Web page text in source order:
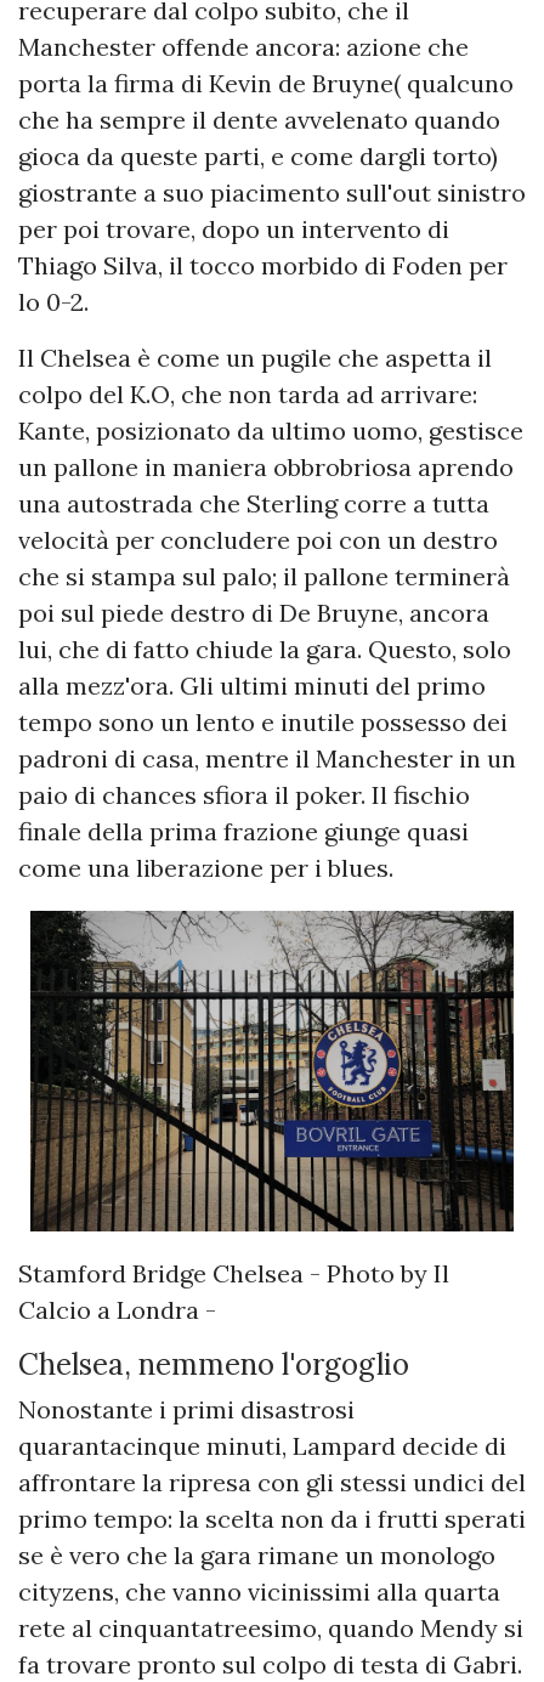
recuperare dal colpo subito, che il
Manchester offende ancora: azione che
porta la firma di Kevin de Bruyne( qualcuno
che ha sempre il dente avvelenato quando
gioca da queste parti, e come dargli torto)
giostrante a suo piacimento sull'out sinistro
per poi trovare, dopo un intervento di
Thiago Silva, il tocco morbido di Foden per
lo 0-2.
Il Chelsea è come un pugile che aspetta il
colpo del K.O, che non tarda ad arrivare:
Kante, posizionato da ultimo uomo, gestisce
un pallone in maniera obbrobriosa aprendo
una autostrada che Sterling corre a tutta
velocità per concludere poi con un destro
che si stampa sul palo; il pallone terminerà
poi sul piede destro di De Bruyne, ancora
lui, che di fatto chiude la gara. Questo, solo
alla mezz'ora. Gli ultimi minuti del primo
tempo sono un lento e inutile possesso dei
padroni di casa, mentre il Manchester in un
paio di chances sfiora il poker. Il fischio
finale della prima frazione giunge quasi
come una liberazione per i blues.
Stamford Bridge Chelsea - Photo by Il
Calcio a Londra -
Chelsea, nemmeno l'orgoglio
Nonostante i primi disastrosi
quarantacinque minuti, Lampard decide di
affrontare la ripresa con gli stessi undici del
primo tempo: la scelta non da i frutti sperati
se è vero che la gara rimane un monologo
cityzens, che vanno vicinissimi alla quarta
rete al cinquantatreesimo, quando Mendy si
fa trovare pronto sul colpo di testa di Gabri.